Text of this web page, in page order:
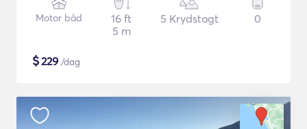
Motor båd
16 ft
5 m
5 Krydstogt 0
$229 /dag